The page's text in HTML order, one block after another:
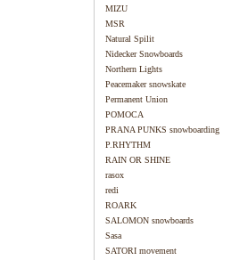
MIZU
MSR
Natural Spilit
Nidecker Snowboards
Northern Lights
Peacemaker snowskate
Permanent Union
POMOCA
PRANA PUNKS snowboarding
P.RHYTHM
RAIN OR SHINE
rasox
redi
ROARK
SALOMON snowboards
Sasa
SATORI movement